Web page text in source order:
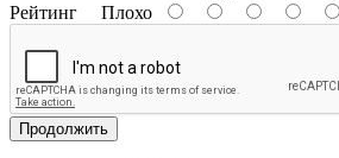
Рейтинг Плохо
Продолжить